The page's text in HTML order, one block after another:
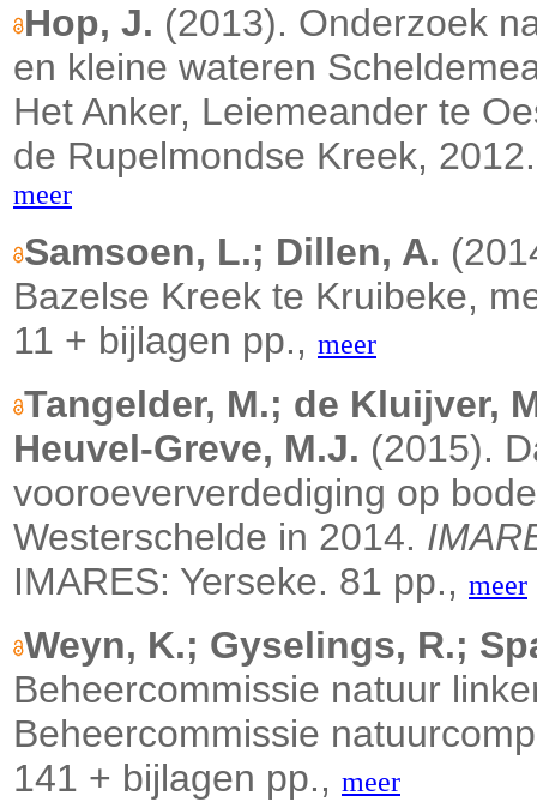
Hop, J. (2013). Onderzoek
en kleine wateren
Het Anker, Leiemeander te
de Rupelmondse Kreek,
meer
Samsoen, L.; Dillen, A.
Bazelse Kreek te Kruibeke,
11 + bijlagen pp., meer
Tangelder, M.; de Kluijver,
Heuvel-Greve, M.J. (2015).
vooroeververdediging op
Westerschelde in 2014.
IMARES: Yerseke. 81 pp., meer
Weyn, K.; Gyselings, R.;
Beheercommissie natuur
Beheercommissie
141 + bijlagen pp., meer